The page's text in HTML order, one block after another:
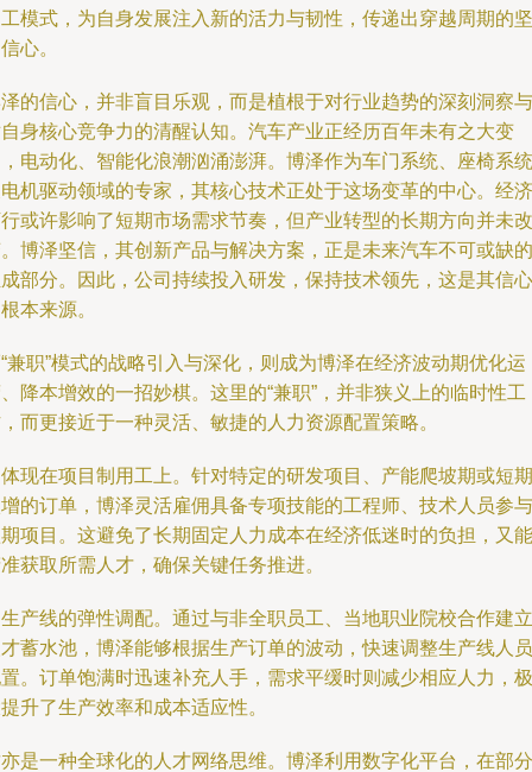
模式，为自身发展注入新的活力与韧性，传递出穿越周期的坚
心。
的信心，并非盲目乐观，而是植根于对行业趋势的深刻洞察与
身核心竞争力的清醒认知。汽车产业正经历百年未有之大变
电动化、智能化浪潮汹涌澎湃。博泽作为车门系统、座椅系统
机驱动领域的专家，其核心技术正处于这场变革的中心。经济
或许影响了短期市场需求节奏，但产业转型的长期方向并未改
博泽坚信，其创新产品与解决方案，正是未来汽车不可或缺的
部分。因此，公司持续投入研发，保持技术领先，这是其信心
本来源。
兼职”模式的战略引入与深化，则成为博泽在经济波动期优化运
降本增效的一招妙棋。这里的“兼职”，并非狭义上的临时性工
而更接近于一种灵活、敏捷的人力资源配置策略。
现在项目制用工上。针对特定的研发项目、产能爬坡期或短期
的订单，博泽灵活雇佣具备专项技能的工程师、技术人员参与
项目。这避免了长期固定人力成本在经济低迷时的负担，又能
获取所需人才，确保关键任务推进。
产线的弹性调配。通过与非全职员工、当地职业院校合作建立
蓄水池，博泽能够根据生产订单的波动，快速调整生产线人员
。订单饱满时迅速补充人手，需求平缓时则减少相应人力，极
升了生产效率和成本适应性。
是一种全球化的人才网络思维。博泽利用数字化平台，在部分